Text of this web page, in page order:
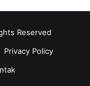
Reserved
Privacy Policy